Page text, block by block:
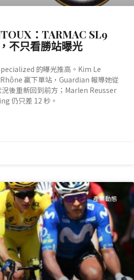
：TARMAC SL9
不只看勝站曝光
的曝光推高。Kim Le
贏下單站，Guardian 報導她從
後重新回到前方；Marlen Reusser
仍只差 12 秒。
產業動態